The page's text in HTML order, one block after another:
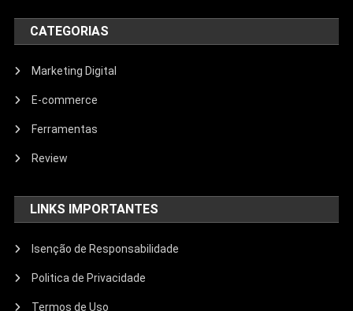
CATEGORIAS
Marketing Digital
E-commerce
Ferramentas
Review
LINKS IMPORTANTES
Isenção de Responsabilidade
Politica de Privacidade
Termos de Uso